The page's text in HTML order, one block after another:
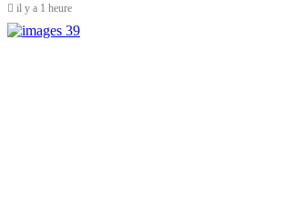
il y a 1 heure